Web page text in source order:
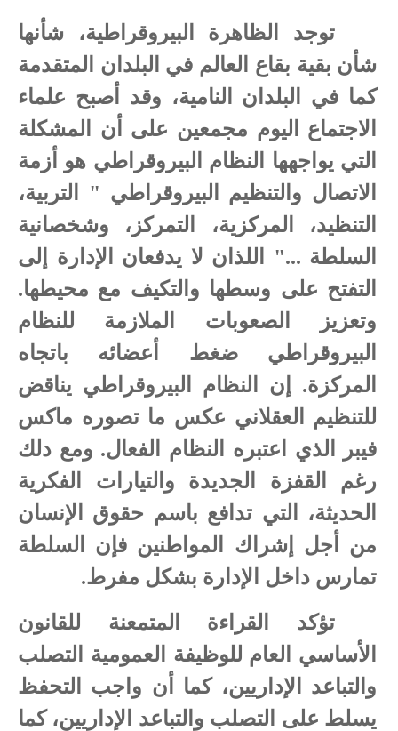
توجد الظاهرة البيروقراطية، شأنها
شأن بقية بقاع العالم في البلدان المتقدمة
كما في البلدان النامية، وقد أصبح علماء
الاجتماع اليوم مجمعين على أن المشكلة
التي يواجهها النظام البيروقراطي هو أزمة
الاتصال والتنظيم البيروقراطي " التربية،
التنظيد، المركزية، التمركز، وشخصانية
السلطة ..." اللذان لا يدفعان الإدارة إلى
التفتح على وسطها والتكيف مع محيطها.
وتعزيز الصعوبات الملازمة للنظام
البيروقراطي ضغط أعضائه باتجاه
المركزة. إن النظام البيروقراطي يناقض
للتنظيم العقلاني عكس ما تصوره ماكس
فيبر الذي اعتبره النظام الفعال. ومع دلك
رغم القفزة الجديدة والتيارات الفكرية
الحديثة، التي تدافع باسم حقوق الإنسان
من أجل إشراك المواطنين فإن السلطة
تمارس داخل الإدارة بشكل مفرط.
تؤكد القراءة المتمعنة للقانون
الأساسي العام للوظيفة العمومية التصلب
والتباعد الإداريين، كما أن واجب التحفظ
يسلط على التصلب والتباعد الإداريين، كما